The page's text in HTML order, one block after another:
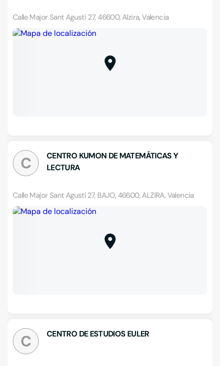
Calle Major Sant Agusti 27, 46600, Alzira, Valencia
C
CENTRO KUMON DE MATEMÁTICAS Y
LECTURA
Calle Major Sant Agustí 27, BAJO, 46600, ALZIRA, Valencia
C CENTRO DE ESTUDIOS EULER